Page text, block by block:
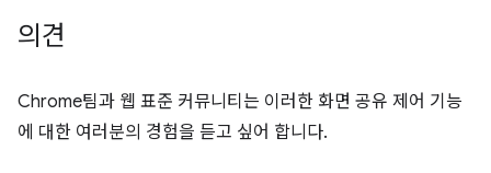
의견
Chrome팀과 웹 표준 커뮤니티는 이러한 화면 공유 제어 기능
에 대한 여러분의 경험을 듣고 싶어 합니다.